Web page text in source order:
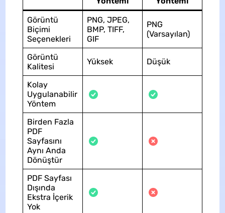
Görüntü
Biçimi
Seçenekleri
PNG, JPEG,
BMP, TIFF,
GIF
PNG
(Varsayılan)
Görüntü
Kalitesi
Yüksek Düşük
Kolay
Uygulanabilir
Yöntem
Birden Fazla
PDF
Sayfasını
Aynı Anda
Dönüştür
PDF Sayfası
Dışında
Ekstra İçerik
Yok